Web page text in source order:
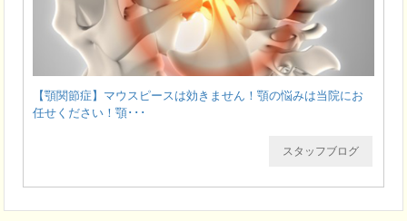
【顎関節症】マウスピースは効きません！顎の悩みは当院にお
任せください！顎･･･
スタッフブログ